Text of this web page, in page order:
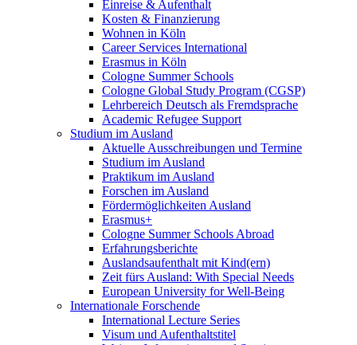
Einreise & Aufenthalt
Kosten & Finanzierung
Wohnen in Köln
Career Services International
Erasmus in Köln
Cologne Summer Schools
Cologne Global Study Program (CGSP)
Lehrbereich Deutsch als Fremdsprache
Academic Refugee Support
Studium im Ausland
Aktuelle Ausschreibungen und Termine
Studium im Ausland
Praktikum im Ausland
Forschen im Ausland
Fördermöglichkeiten Ausland
Erasmus+
Cologne Summer Schools Abroad
Erfahrungsberichte
Auslandsaufenthalt mit Kind(ern)
Zeit fürs Ausland: With Special Needs
European University for Well-Being
Internationale Forschende
International Lecture Series
Visum und Aufenthaltstitel